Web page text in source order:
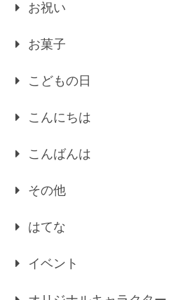
お祝い
お菓子
こどもの日
こんにちは
こんばんは
その他
はてな
イベント